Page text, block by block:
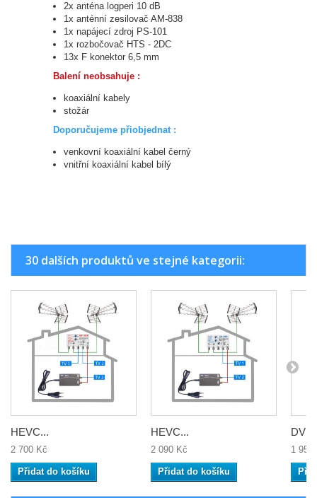
2x anténa logperi 10 dB
1x anténní zesilovač AM-838
1x napájecí zdroj PS-101
1x rozbočovač HTS - 2DC
13x F konektor 6,5 mm
Balení neobsahuje :
koaxiální kabely
stožár
Doporučujeme přiobjednat :
venkovní koaxiální kabel černý
vnitřní koaxiální kabel bílý
30 dalších produktů ve stejné kategorii:
HEVC...
2 700 Kč
Přidat do košíku
HEVC...
2 090 Kč
Přidat do košíku
1 950